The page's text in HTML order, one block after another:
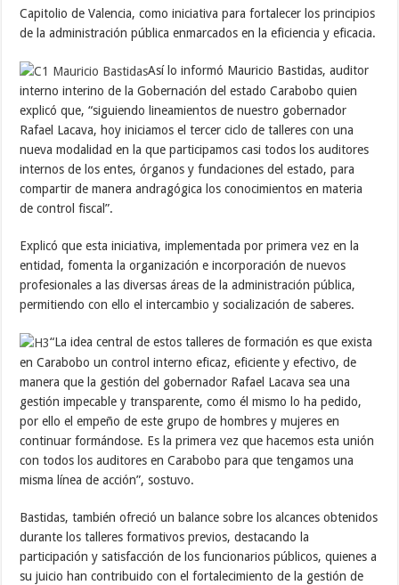
Capitolio de Valencia, como iniciativa para fortalecer los principios
de la administración pública enmarcados en la eficiencia y eficacia.
Así lo informó Mauricio Bastidas, auditor
interno interino de la Gobernación del estado Carabobo quien
explicó que, “siguiendo lineamientos de nuestro gobernador
Rafael Lacava, hoy iniciamos el tercer ciclo de talleres con una
nueva modalidad en la que participamos casi todos los auditores
internos de los entes, órganos y fundaciones del estado, para
compartir de manera andragógica los conocimientos en materia
de control fiscal”.
Explicó que esta iniciativa, implementada por primera vez en la
entidad, fomenta la organización e incorporación de nuevos
profesionales a las diversas áreas de la administración pública,
permitiendo con ello el intercambio y socialización de saberes.
“La idea central de estos talleres de formación es que exista
en Carabobo un control interno eficaz, eficiente y efectivo, de
manera que la gestión del gobernador Rafael Lacava sea una
gestión impecable y transparente, como él mismo lo ha pedido,
por ello el empeño de este grupo de hombres y mujeres en
continuar formándose. Es la primera vez que hacemos esta unión
con todos los auditores en Carabobo para que tengamos una
misma línea de acción”, sostuvo.
Bastidas, también ofreció un balance sobre los alcances obtenidos
durante los talleres formativos previos, destacando la
participación y satisfacción de los funcionarios públicos, quienes a
su juicio han contribuido con el fortalecimiento de la gestión de